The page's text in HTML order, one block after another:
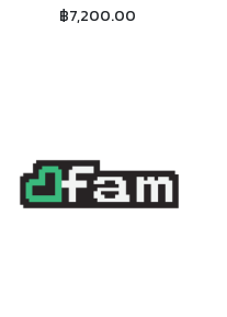
GREY
฿7,200.00